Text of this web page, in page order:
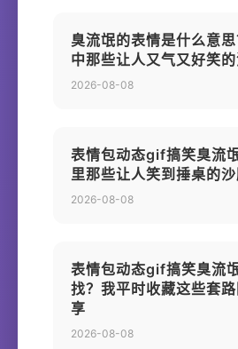
臭流氓的表情是什么意
中那些让人又气又好笑
2026-08-08
表情包动态gif搞笑臭流
里那些让人笑到捶桌的
2026-08-08
表情包动态gif搞笑臭流
找？我平时收藏这些套
享
2026-08-08